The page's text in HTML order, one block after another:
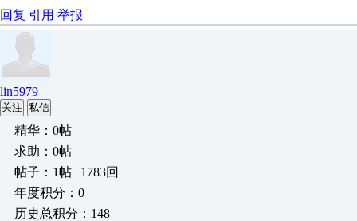
回复 引用 举报
lin5979
关注 私信
精华：0帖
求助：0帖
帖子：1帖 | 1783回
年度积分：0
历史总积分：148